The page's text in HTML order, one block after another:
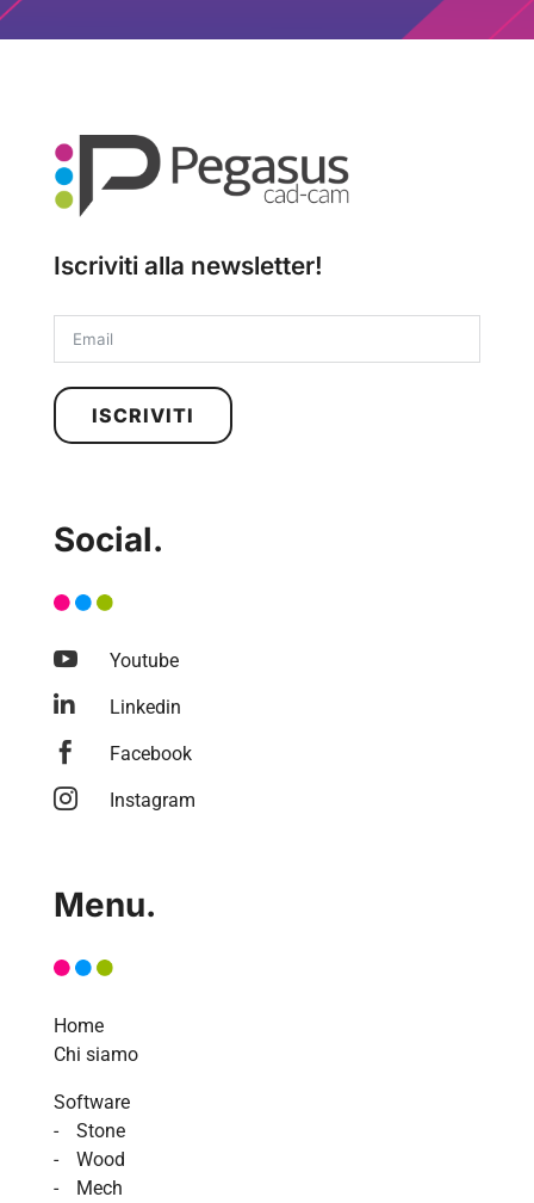
Iscriviti alla newsletter!
ISCRIVITI
Social.
 Youtube
 Linkedin
 Facebook
 Instagram
Menu.
Home
Chi siamo
Software
Stone
Wood
Mech